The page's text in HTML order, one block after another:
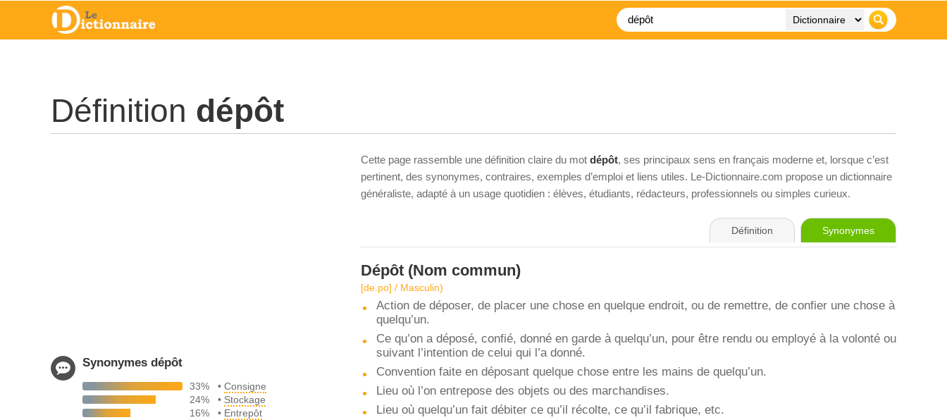
Définition dépôt
Synonymes dépôt
33% • Consigne
24%
• Stockage
16%
• Entrepôt
Cette page rassemble une définition claire du mot dépôt, ses principaux sens en français moderne et, lorsque c’est
pertinent, des synonymes, contraires, exemples d’emploi et liens utiles. Le-Dictionnaire.com propose un dictionnaire
généraliste, adapté à un usage quotidien : élèves, étudiants, rédacteurs, professionnels ou simples curieux.
Définition Synonymes
Dépôt (Nom commun)
[de.po] / Masculin)
Action de déposer, de placer une chose en quelque endroit, ou de remettre, de confier une chose à
quelqu’un.
Ce qu’on a déposé, confié, donné en garde à quelqu’un, pour être rendu ou employé à la volonté ou
suivant l’intention de celui qui l’a donné.
Convention faite en déposant quelque chose entre les mains de quelqu’un.
Lieu où l’on entrepose des objets ou des marchandises.
Lieu où quelqu’un fait débiter ce qu’il récolte, ce qu’il fabrique, etc.